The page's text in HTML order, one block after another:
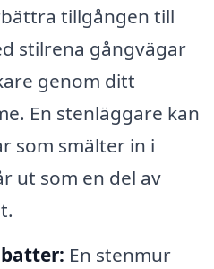
tillgången till
stilrena gångvägar
genom ditt
En stenläggare kan
som smälter in i
ut som en del av
En stenmur